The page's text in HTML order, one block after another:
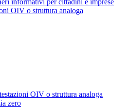
informativi per cittadini e imprese
OIV o struttura analoga
OIV o struttura analoga
zero